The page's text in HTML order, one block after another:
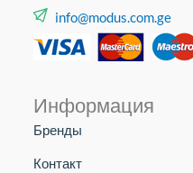
info@modus.com.ge
Информация
Бренды
Контакт